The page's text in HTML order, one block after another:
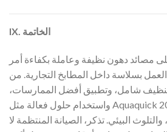
IX. الخاتمة
مصائد دهون نظيفة وعاملة بكفاءة أمر
بسلاسة داخل المطابخ التجارية. من
شامل، وتطبيق أفضل الممارسات،
واستخدام حلول فعالة مثل Aquaquick 2000، يمكن تقليل خطر
البيئي. تذكر، الصيانة المنتظمة لا